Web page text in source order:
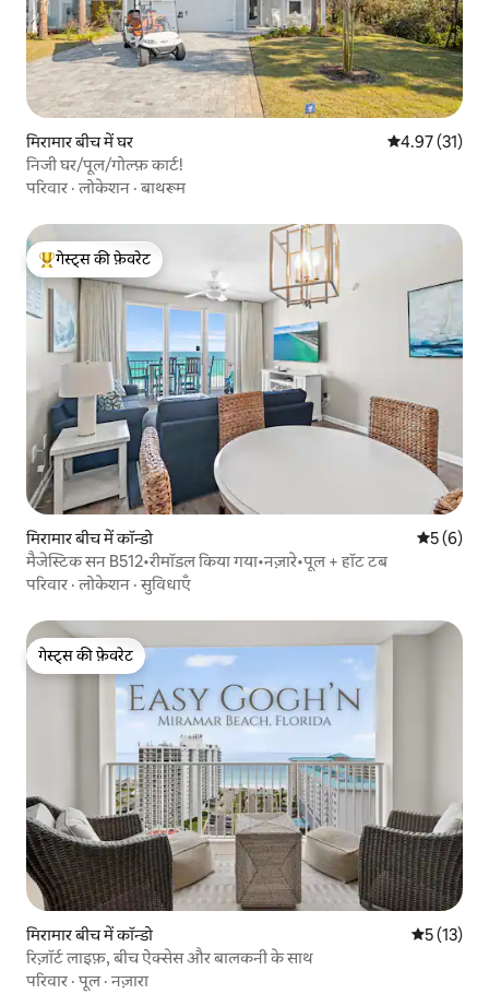
मिरामार बीच में घर औसत रेटिंग 5 में
4.97 (31)
निजी घर/पूल/गोल्फ़ कार्ट!
परिवार ·लोकेशन ·बाथरूम
गेस्ट्स का टॉप फ़ेवरेट
गेस्ट्स की फ़ेवरेट
मिरामार बीच में कॉन्डो औसत रेटिंग
5 (6)
मैजेस्टिक सन B512•रीमॉडल किया गया•नज़ारे•पूल + हॉट टब
परिवार ·लोकेशन ·सुविधाएँ
गेस्ट्स की फ़ेवरेट
गेस्ट्स की फ़ेवरेट
मिरामार बीच में कॉन्डो औसत रेटिंग
5 (13)
रिज़ॉर्ट लाइफ़, बीच ऐक्सेस और बालकनी के साथ
परिवार ·पूल·नज़ारा